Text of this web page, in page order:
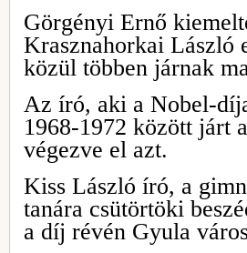
Görgényi Ernő
Krasznahorkai László
közül többen járnak
Az író, aki a Nobel-
1968-1972 között járt
végezve el azt.
Kiss László író, a
tanára csütörtöki
a díj révén Gyula